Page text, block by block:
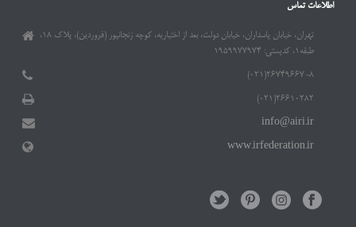
اطلاعات تماس
تهران، خیابان پاسداران، خیابان دولت، بعد از اختیاریه، کوچه زنجانپور (فروردین)، پلاک ۱۸،
طبقه۱، کدپستی: ۱۹۵۹۹۷۷۹۷۴
۲۶۷۴۹۶۶۷-۸(۰۲۱)
۲۶۶۱۰۲۸۲(۰۲۱)
info@airi.ir
www.irfederation.ir